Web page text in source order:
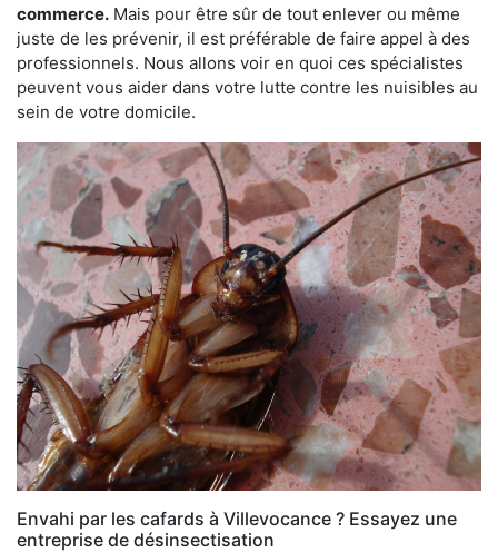
commerce. Mais pour être sûr de tout enlever ou même
juste de les prévenir, il est préférable de faire appel à des
professionnels. Nous allons voir en quoi ces spécialistes
peuvent vous aider dans votre lutte contre les nuisibles au
sein de votre domicile.
Envahi par les cafards à Villevocance ? Essayez une
entreprise de désinsectisation